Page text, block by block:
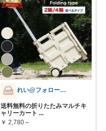
れい@フォロー＆経由購入感謝です♪
送料無料の折りたたみマルチキ
ャリーカート ...
￥ 2,780～